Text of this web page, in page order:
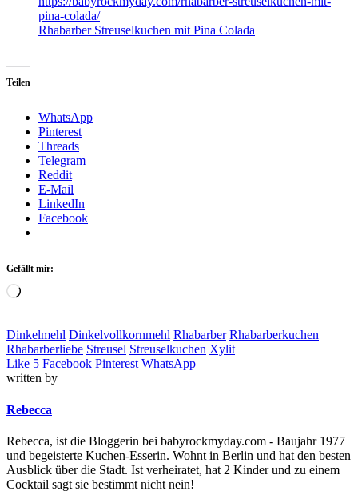
Rhabarber Streuselkuchen mit Pina Colada
Teilen
WhatsApp
Pinterest
Threads
Telegram
Reddit
E-Mail
LinkedIn
Facebook
Gefällt mir:
Loading…
Dinkelmehl Dinkelvollkornmehl Rhabarber Rhabarberkuchen
Rhabarberliebe Streusel Streuselkuchen Xylit
Like 5 Facebook Pinterest WhatsApp
written by
Rebecca
Rebecca, ist die Bloggerin bei babyrockmyday.com - Baujahr 1977
und begeisterte Kuchen-Esserin. Wohnt in Berlin und hat den besten
Ausblick über die Stadt. Ist verheiratet, hat 2 Kinder und zu einem
Cocktail sagt sie bestimmt nicht nein!